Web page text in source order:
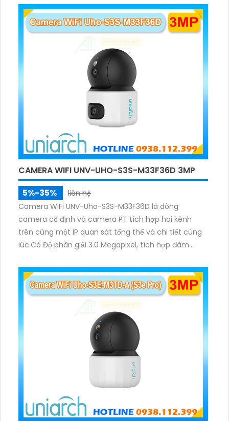
ánh sáng. Kết hợp hồng ngoại và đèn ấm cho hình
ảnh có màu trong nhiều điều kiện khác nhau trong
phạm vi 3m.
CAMERA WIFI UNV-UHO-S3S-M33F36D 3MP
5%-35%
liên hệ
Camera WiFi UNV-Uho-S3S-M33F36D là dòng
camera cố định và camera PT tích hợp hai kênh
trên cùng một IP quan sát tổng thể và chi tiết cùng
lúc.Có Độ phân giải 3.0 Megapixel, tích hợp đàm
sáng ấm lên đến 10m.